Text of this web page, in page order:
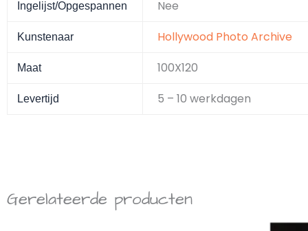
Ingelijst/Opgespannen Nee
Kunstenaar Hollywood Photo Archive
Maat 100X120
Levertijd 5 – 10 werkdagen
Gerelateerde producten